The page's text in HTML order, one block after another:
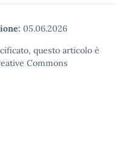
05.06.2026
questo articolo è
Commons